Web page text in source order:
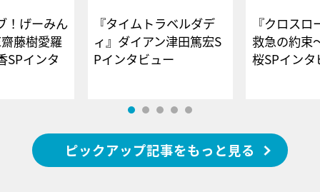
！げーみん
藤樹愛羅
SPインタ
『タイムトラベルダデ
ィ』ダイアン津田篤宏S
Pインタビュー
『クロス
救急の約束
桜SPイ
ピックアップ記事をもっと見る